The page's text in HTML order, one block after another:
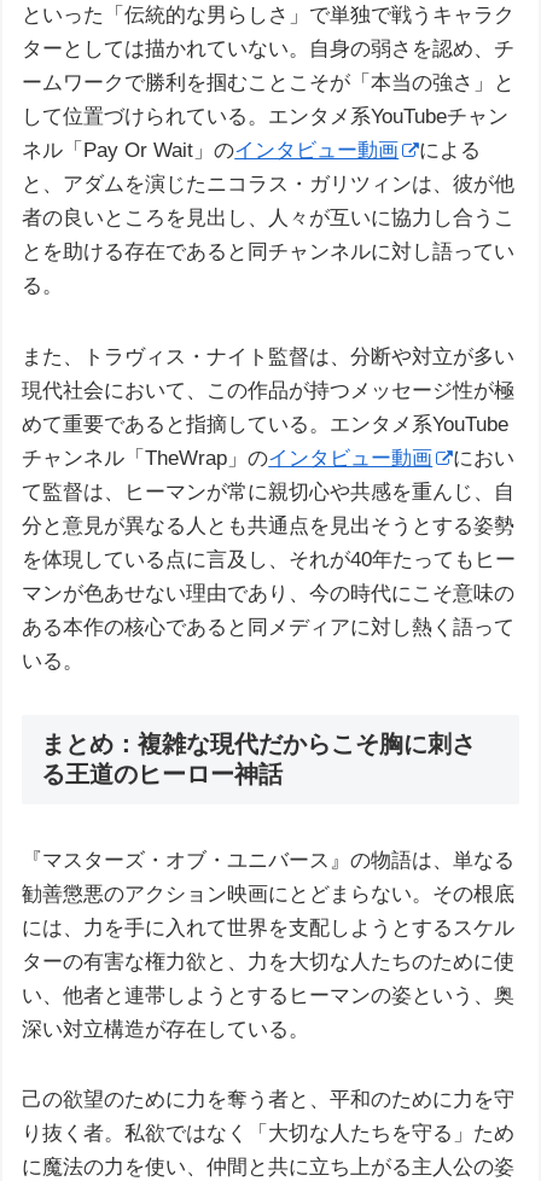
といった「伝統的な男らしさ」で単独で戦うキャラク
ターとしては描かれていない。自身の弱さを認め、チ
ームワークで勝利を掴むことこそが「本当の強さ」と
して位置づけられている。エンタメ系YouTubeチャン
ネル「Pay Or Wait」のインタビュー動画
による
と、アダムを演じたニコラス・ガリツィンは、彼が他
者の良いところを見出し、人々が互いに協力し合うこ
とを助ける存在であると同チャンネルに対し語ってい
る。
また、トラヴィス・ナイト監督は、分断や対立が多い
現代社会において、この作品が持つメッセージ性が極
めて重要であると指摘している。エンタメ系YouTube
チャンネル「TheWrap」のインタビュー動画
におい
て監督は、ヒーマンが常に親切心や共感を重んじ、自
分と意見が異なる人とも共通点を見出そうとする姿勢
を体現している点に言及し、それが40年たってもヒー
マンが色あせない理由であり、今の時代にこそ意味の
ある本作の核心であると同メディアに対し熱く語って
いる。
まとめ：複雑な現代だからこそ胸に刺さ
る王道のヒーロー神話
『マスターズ・オブ・ユニバース』の物語は、単なる
勧善懲悪のアクション映画にとどまらない。その根底
には、力を手に入れて世界を支配しようとするスケル
ターの有害な権力欲と、力を大切な人たちのために使
い、他者と連帯しようとするヒーマンの姿という、奥
深い対立構造が存在している。
己の欲望のために力を奪う者と、平和のために力を守
り抜く者。私欲ではなく「大切な人たちを守る」ため
に魔法の力を使い、仲間と共に立ち上がる主人公の姿